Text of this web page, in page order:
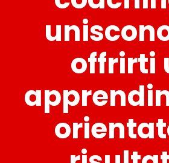
offrirti